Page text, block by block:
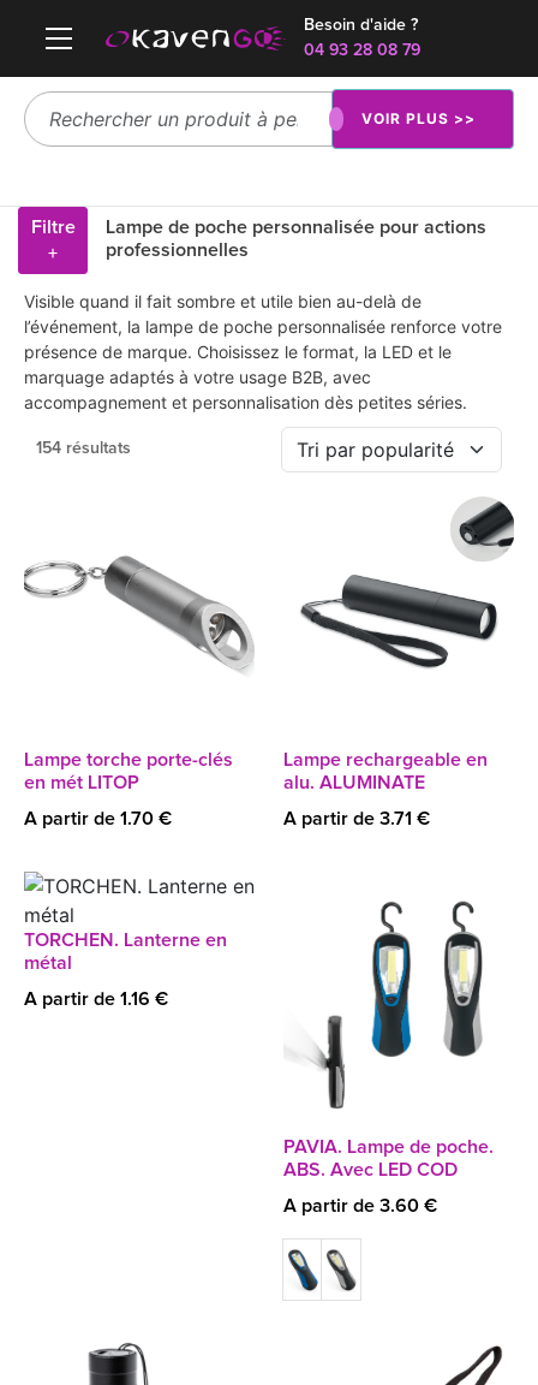
Besoin d'aide ?
04 93 28 08 79
VOIR PLUS >>
Filtre
+
Lampe de poche personnalisée pour actions
professionnelles
Visible quand il fait sombre et utile bien au-delà de
l’événement, la lampe de poche personnalisée renforce votre
présence de marque. Choisissez le format, la LED et le
marquage adaptés à votre usage B2B, avec
accompagnement et personnalisation dès petites séries.
154 résultats
Lampe torche porte-clés
en mét LITOP
A partir de 1.70 €
Lampe rechargeable en
alu. ALUMINATE
A partir de 3.71 €
TORCHEN. Lanterne en
métal
A partir de 1.16 €
PAVIA. Lampe de poche.
ABS. Avec LED COD
A partir de 3.60 €